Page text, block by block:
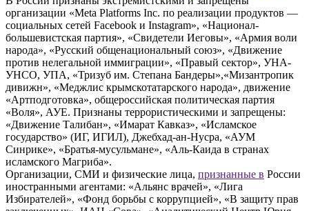
организации «Meta Platforms Inc. по реализации продуктов —
социальных сетей Facebook и Instagram», «Национал-
большевистская партия», «Свидетели Иеговы», «Армия воли
народа», «Русский общенациональный союз», «Движение
против нелегальной иммиграции», «Правый сектор», УНА-
УНСО, УПА, «Тризуб им. Степана Бандеры»,«Мизантропик
дивижн», «Меджлис крымскотатарского народа», движение
«Артподготовка», общероссийская политическая партия
«Воля», АУЕ. Признаны террористическими и запрещены:
«Движение Талибан», «Имарат Кавказ», «Исламское
государство» (ИГ, ИГИЛ), Джебхад-ан-Нусра, «АУМ
Синрике», «Братья-мусульмане», «Аль-Каида в странах
исламского Магриба».
Организации, СМИ и физические лица, признанные в России
иностранными агентами: «Альянс врачей», «Лига
Избирателей», «Фонд борьбы с коррупцией», «В защиту прав